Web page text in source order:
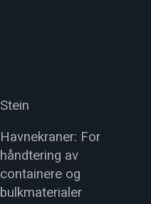
Stein
Havnekraner: For
håndtering av
containere og
bulkmaterialer